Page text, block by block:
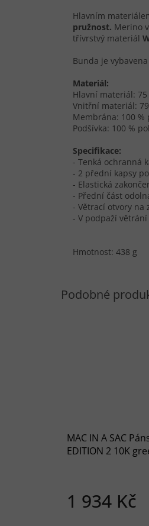
Hlavním
pružnost. Merino
třívrstvý materiál
Bunda je vybavena
Materiál:
Hlavní materiál: 75
Vnitřní materiál:
Membrána: 100 %
Podšívka: 100 %
Specifikace:
- Tenká ochranná
- 2 přední kapsy
- Elastická
- Přední část
- Větrací otvory na
- V podpaží větrání
Hmotnost: 438 g
MAC IN A SAC
EDITION 2 10K
1 934 Kč